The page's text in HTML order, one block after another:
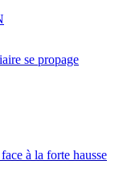
se propage
à la forte hausse